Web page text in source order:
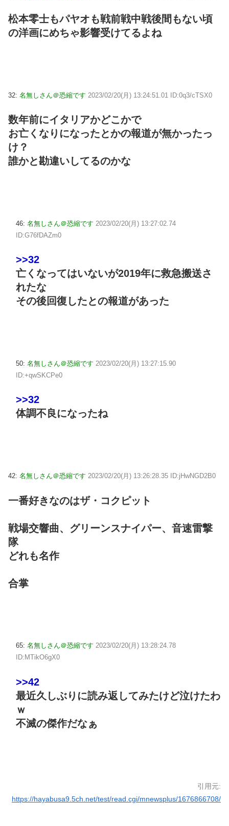
松本零士もパヤオも戦前戦中戦後間もない頃
の洋画にめちゃ影響受けてるよね
32: 名無しさん＠恐縮です 2023/02/20(月) 13:24:51.01 ID:0q3/cTSX0
数年前にイタリアかどこかで
お亡くなりになったとかの報道が無かったっ
け？
誰かと勘違いしてるのかな
46: 名無しさん＠恐縮です 2023/02/20(月) 13:27:02.74
ID:G76fDAZm0
>>32
亡くなってはいないが2019年に救急搬送さ
れたな
その後回復したとの報道があった
50: 名無しさん＠恐縮です 2023/02/20(月) 13:27:15.90
ID:+qwSKCPe0
>>32
体調不良になったね
42: 名無しさん＠恐縮です 2023/02/20(月) 13:26:28.35 ID:jHwNGD2B0
一番好きなのはザ・コクピット
戦場交響曲、グリーンスナイパー、音速雷撃
隊
どれも名作
合掌
65: 名無しさん＠恐縮です 2023/02/20(月) 13:28:24.78
ID:MTikO6gX0
>>42
最近久しぶりに読み返してみたけど泣けたわ
ｗ
不滅の傑作だなぁ
引用元:
https://hayabusa9.5ch.net/test/read.cgi/mnewsplus/1676866708/